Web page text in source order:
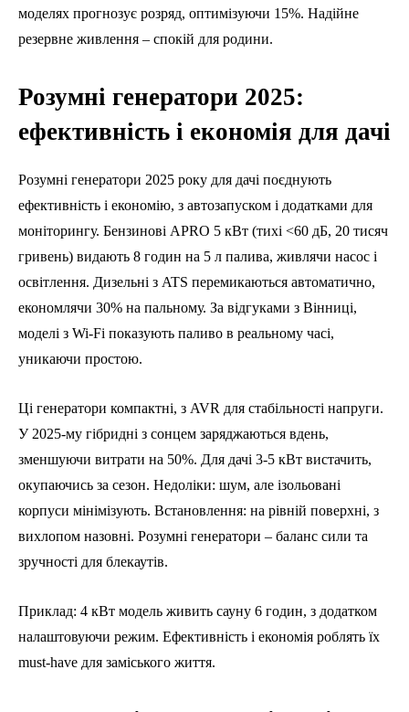
моделях прогнозує розряд, оптимізуючи 15%. Надійне
резервне живлення – спокій для родини.
Розумні генератори 2025:
ефективність і економія для дачі
Розумні генератори 2025 року для дачі поєднують
ефективність і економію, з автозапуском і додатками для
моніторингу. Бензинові APRO 5 кВт (тихі <60 дБ, 20 тисяч
гривень) видають 8 годин на 5 л палива, живлячи насос і
освітлення. Дизельні з ATS перемикаються автоматично,
економлячи 30% на пальному. За відгуками з Вінниці,
моделі з Wi-Fi показують паливо в реальному часі,
уникаючи простою.
Ці генератори компактні, з AVR для стабільності напруги.
У 2025-му гібридні з сонцем заряджаються вдень,
зменшуючи витрати на 50%. Для дачі 3-5 кВт вистачить,
окупаючись за сезон. Недоліки: шум, але ізольовані
корпуси мінімізують. Встановлення: на рівній поверхні, з
вихлопом назовні. Розумні генератори – баланс сили та
зручності для блекаутів.
Приклад: 4 кВт модель живить сауну 6 годин, з додатком
налаштовуючи режим. Ефективність і економія роблять їх
must-have для заміського життя.